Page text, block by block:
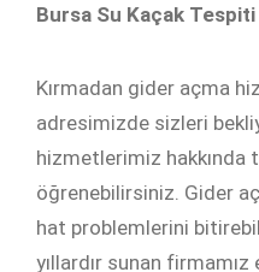
Bursa Su Kaçak Tespiti
Kırmadan gider açma
adresimizde sizleri
hizmetlerimiz hakkında
öğrenebilirsiniz. Gider
hat problemlerini
yıllardır sunan